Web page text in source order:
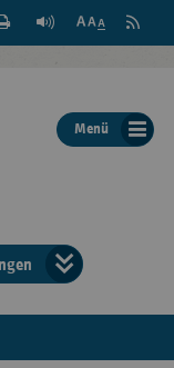
der
Seite
Feed
Menü
der